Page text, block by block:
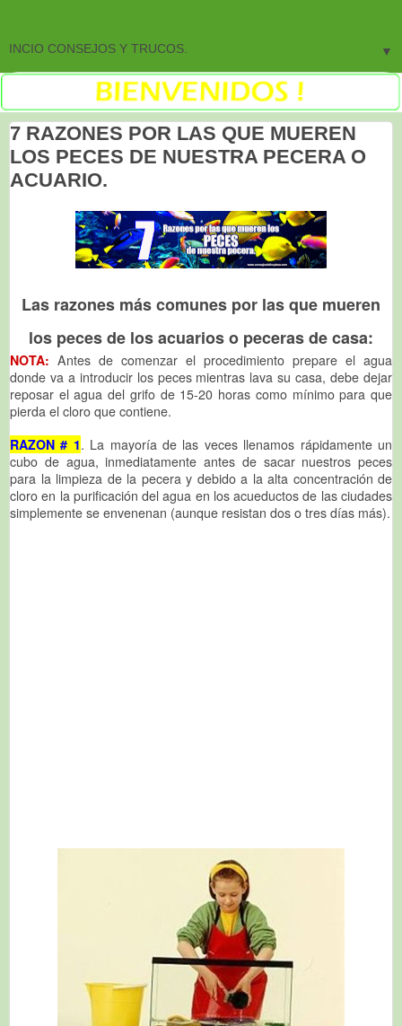
▼
7 RAZONES POR LAS QUE MUEREN
LOS PECES DE NUESTRA PECERA O
ACUARIO.
Las razones más comunes por las que mueren
los peces de los acuarios o peceras de casa:
NOTA: Antes de comenzar el procedimiento prepare el agua
donde va a introducir los peces mientras lava su casa, debe dejar
reposar el agua del grifo de 15-20 horas como mínimo para que
pierda el cloro que contiene.
RAZON # 1. La mayoría de las veces llenamos rápidamente un
cubo de agua, inmediatamente antes de sacar nuestros peces
para la limpieza de la pecera y debido a la alta concentración de
cloro en la purificación del agua en los acueductos de las ciudades
simplemente se envenenan (aunque resistan dos o tres días más).